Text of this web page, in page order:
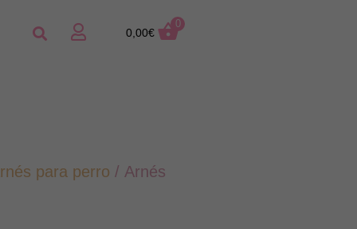
0,00€
0
para perro / Arnés